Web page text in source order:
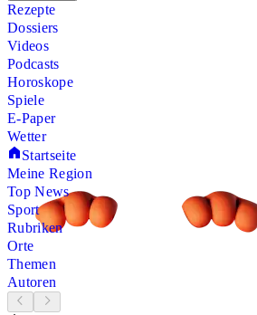
Rezepte
Dossiers
Videos
Podcasts
Horoskope
Spiele
E-Paper
Wetter
Startseite
Meine Region
Top News
Sport
Rubriken
Orte
Themen
Autoren